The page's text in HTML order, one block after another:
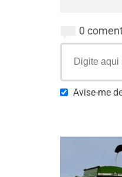
0
Avise-me